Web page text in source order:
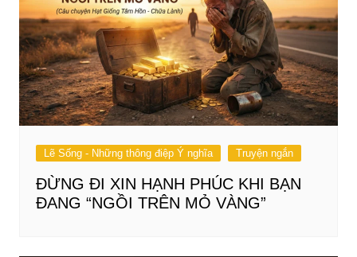
Lẽ Sống - Những thông điệp Ý nghĩa Truyện ngắn
ĐỪNG ĐI XIN HẠNH PHÚC KHI BẠN
ĐANG “NGỒI TRÊN MỎ VÀNG”